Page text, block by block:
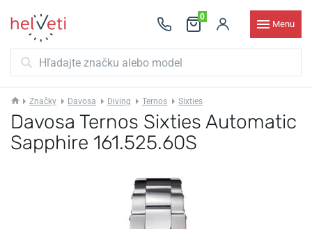
0
Menu
Značky Davosa Diving Ternos Sixties
Davosa Ternos Sixties Automatic
Sapphire 161.525.60S